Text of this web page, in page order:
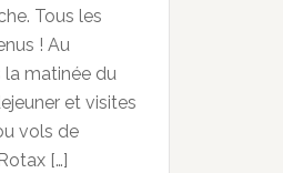
Tous les
! Au
la matinée du
et visites
vols de
[…]